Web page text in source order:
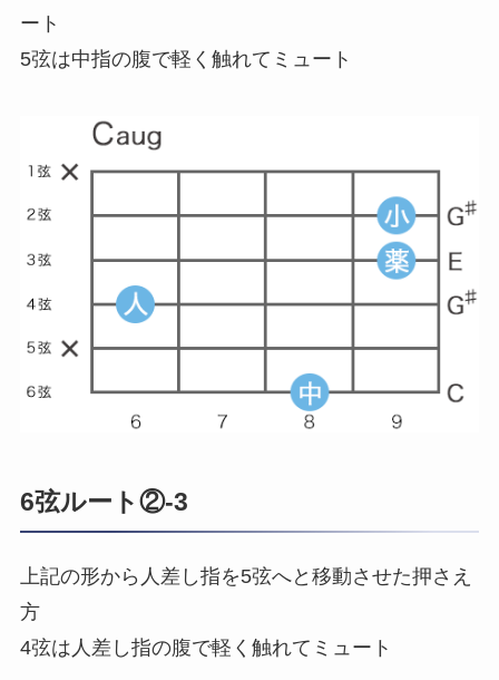
ート
5弦は中指の腹で軽く触れてミュート
6弦ルート②-3
上記の形から人差し指を5弦へと移動させた押さえ
方
4弦は人差し指の腹で軽く触れてミュート